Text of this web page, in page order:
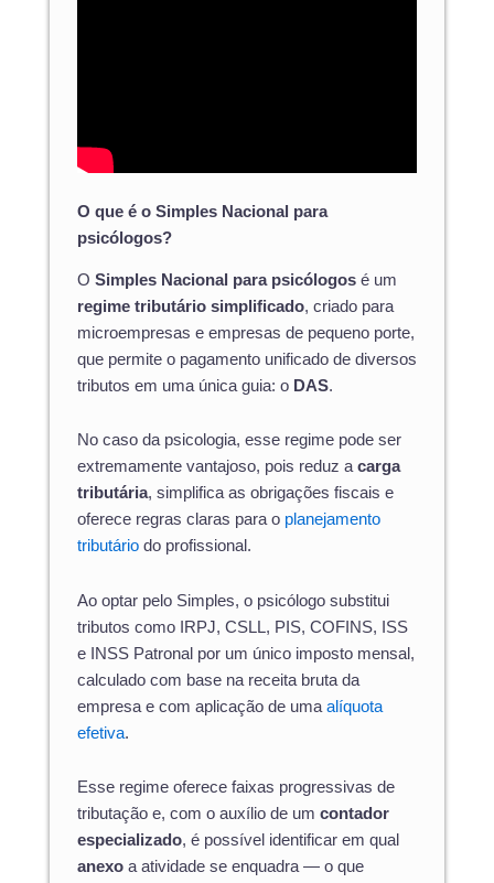
O que é o Simples Nacional para
psicólogos?
O Simples Nacional para psicólogos é um
regime tributário simplificado, criado para
microempresas e empresas de pequeno porte,
que permite o pagamento unificado de diversos
tributos em uma única guia: o DAS.
No caso da psicologia, esse regime pode ser
extremamente vantajoso, pois reduz acarga
tributária, simplifica as obrigações fiscais e
oferece regras claras para o planejamento
tributário do profissional.
Ao optar pelo Simples, o psicólogo substitui
tributos como IRPJ, CSLL, PIS, COFINS, ISS
e INSS Patronal por um único imposto mensal,
calculado com base na receita bruta da
empresa e com aplicação de uma alíquota
efetiva.
Esse regime oferece faixas progressivas de
tributação e, com o auxílio de um contador
especializado, é possível identificar em qual
anexo a atividade se enquadra — o que